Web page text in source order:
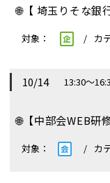
🌐【 埼玉りそな銀
10/14 13:30～
🌐【中部会WEB研